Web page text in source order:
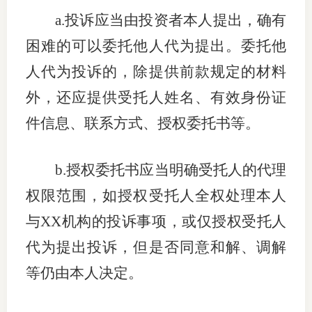
居间人
期货行
期货公
a.投诉应当由投资者本人提出，确有
困难的可以委托他人代为提出。委托他
人代为投诉的，除提供前款规定的材料
外，还应提供受托人姓名、有效身份证
件信息、联系方式、授权委托书等。
b.授权委托书应当明确受托人的代理
权限范围，如授权受托人全权处理本人
与XX机构的投诉事项，或仅授权受托人
代为提出投诉，但是否同意和解、调解
等仍由本人决定。